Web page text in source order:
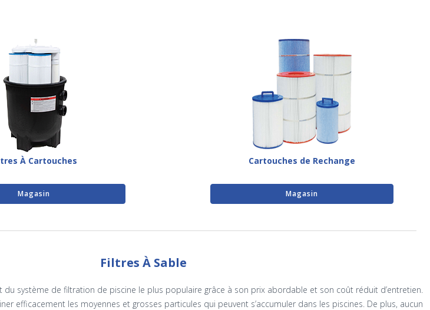
À Cartouches
Magasin
Cartouches de Rechange
Magasin
Filtres À Sable
du système de filtration de piscine le plus populaire grâce à son prix abordable et son coût réduit d’entretien.
efficacement les moyennes et grosses particules qui peuvent s’accumuler dans les piscines. De plus, aucun